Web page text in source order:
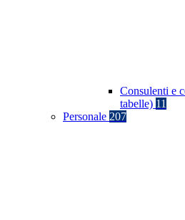
Consulenti e
tabelle) 11
Personale 207